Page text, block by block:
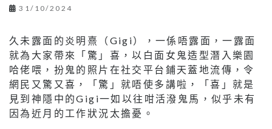
31/10/2024
久未露面的炎明熹（Gigi），一係唔露面，一露面
就為大家帶來「驚」喜，以白面女鬼造型潛入樂園
哈佬喂，扮鬼的照片在社交平台鋪天蓋地流傳，令
網民又驚又喜，「驚」就唔使多講啦，「喜」就是
見到神隱中的Gigi一如以往咁活潑鬼馬，似乎未有
因為近月的工作狀況太擔憂。